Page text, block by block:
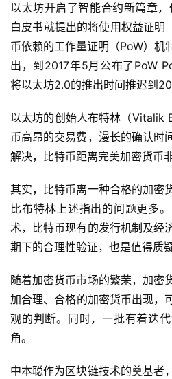
以太坊开启了智能合约新篇章
白皮书就提出的将使用权益证明
币依赖的工作量证明（PoW）机
出，到2017年5月公布了PoW
将以太坊2.0的推出时间推迟到
以太坊的创始人布特林（Vitalik
币高昂的交易费，漫长的确认时
解决，比特币距离完美加密货币
其实，比特币离一种合格的加密
比布特林上述指出的问题更多
术，比特币现有的发行机制及经
期下的合理性验证，也是值得质疑
随着加密货币市场的繁荣，加密
加合理、合格的加密货币出现
观的判断。同时，一批有着迭
角。
中本聪作为区块链技术的奠基者